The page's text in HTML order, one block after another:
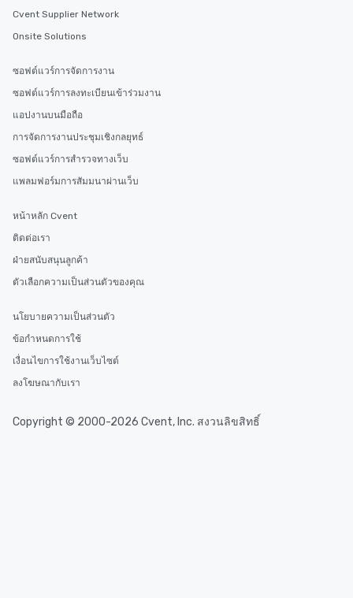
Cvent Supplier Network
Onsite Solutions
ซอฟต์แวร์การจัดการงาน
ซอฟต์แวร์การลงทะเบียนเข้าร่วมงาน
แอปงานบนมือถือ
การจัดการงานประชุมเชิงกลยุทธ์
ซอฟต์แวร์การสำรวจทางเว็บ
แพลมฟอร์มการสัมมนาผ่านเว็บ
หน้าหลัก Cvent
ติดต่อเรา
ฝ่ายสนับสนุนลูกค้า
ตัวเลือกความเป็นส่วนตัวของคุณ
นโยบายความเป็นส่วนตัว
ข้อกำหนดการใช้
เงื่อนไขการใช้งานเว็บไซต์
ลงโฆษณากับเรา
Copyright © 2000-2026 Cvent, Inc. สงวนลิขสิทธิ์